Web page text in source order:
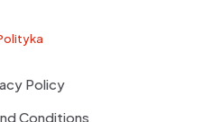
Policy
Conditions